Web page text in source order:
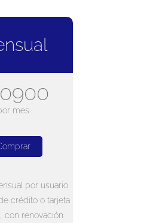
mes
por usuario
crédito o tarjeta
con renovación